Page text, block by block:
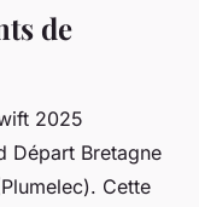
de
2025
Départ Bretagne
Cette